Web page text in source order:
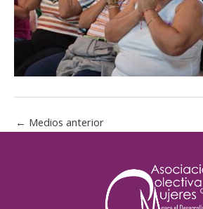
← Medios anterior